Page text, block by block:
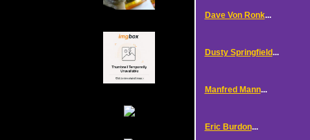
Dave Von Ronk...
Dusty Springfield...
Manfred Mann...
Eric Burdon...